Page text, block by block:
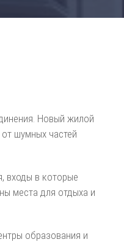
Новый жилой
шумных частей
входы в которые
места для отдыха и
образования и